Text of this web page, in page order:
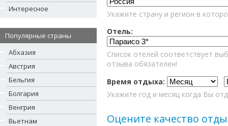
Интересное
Популярные страны
Абхазия
Австрия
Бельгия
Болгария
Венгрия
Вьетнам
Укажите страну и регион в
Отель:
Список отелей соответствует
отзыва обязателен!
Время отдыха:
Укажите год и месяц когда Вы
Оцените качество